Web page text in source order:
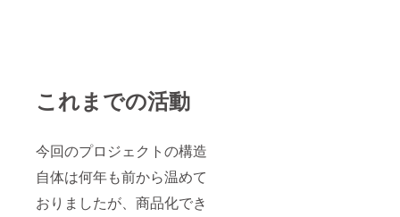
これまでの活動
今回のプロジェクトの構造
自体は何年も前から温めて
おりましたが、商品化でき